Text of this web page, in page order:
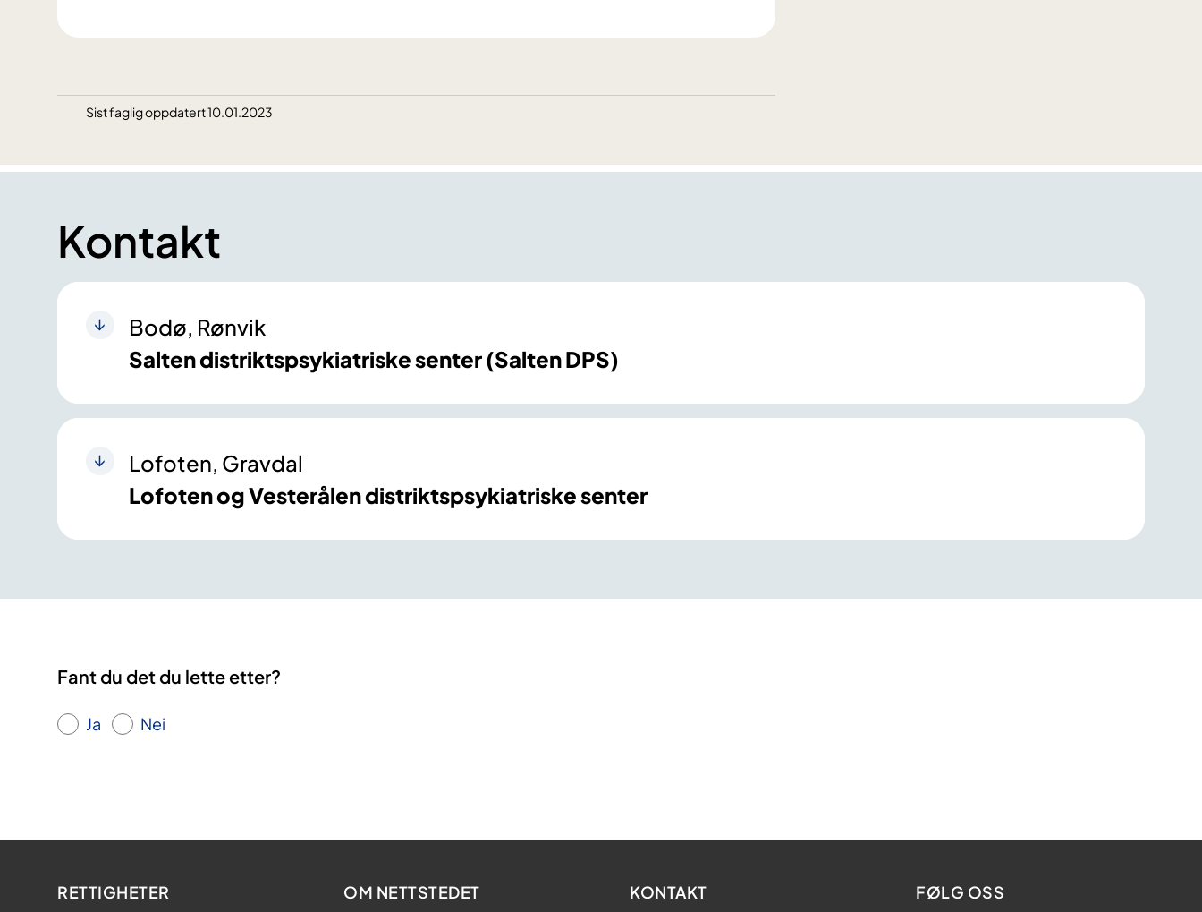
Sist faglig oppdatert 10.01.2023
Kontakt
Bodø, Rønvik
Salten distriktspsykiatriske senter (Salten DPS)
Lofoten, Gravdal
Lofoten og Vesterålen distriktspsykiatriske senter
Fant du det du lette etter?
Ja Nei
RETTIGHETER OM NETTSTEDET KONTAKT FØLG OSS